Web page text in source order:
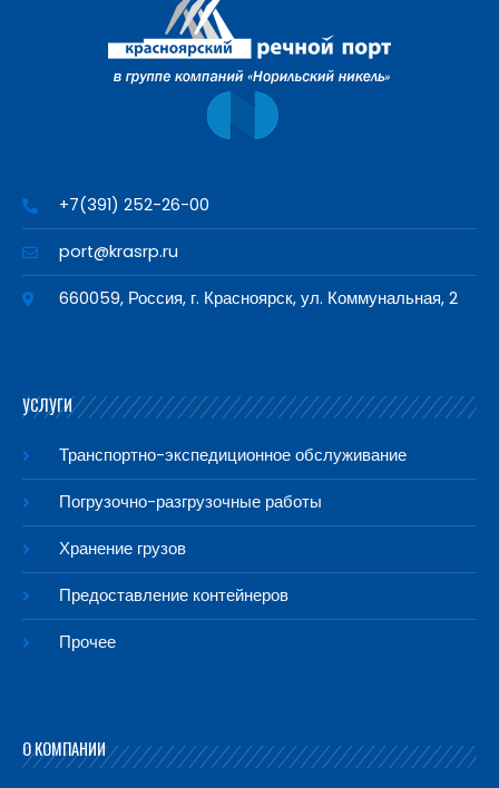
+7(391) 252-26-00
port@krasrp.ru
660059, Россия, г. Красноярск, ул. Коммунальная, 2
УСЛУГИ
Транспортно-экспедиционное обслуживание
Погрузочно-разгрузочные работы
Хранение грузов
Предоставление контейнеров
Прочее
О КОМПАНИИ